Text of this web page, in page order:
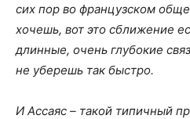
сих пор во французском
хочешь, вот это сближение
длинные, очень глубокие
не уберешь так быстро.
И Ассаяс – такой типичный